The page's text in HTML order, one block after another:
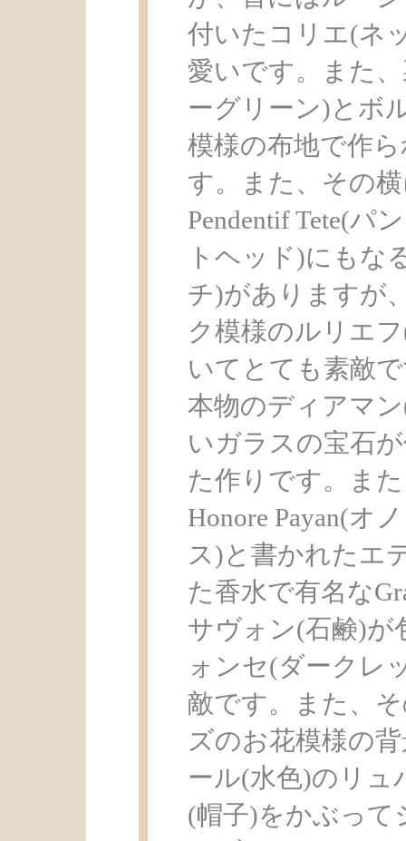
付いたコリエ(ネ
愛いです。また
ーグリーン)とボ
模様の布地で作
す。また、その
Pendentif Tete(パ
トヘッド)にもな
チ)がありますが
ク模様のルリエ
いてとても素敵
本物のディアマ
いガラスの宝石
た作りです。ま
Honore Payan(オ
ス)と書かれたエ
た香水で有名な
サヴォン(石鹸)が
ォンセ(ダークレ
敵です。また、
ズのお花模様の
ール(水色)のリュ
(帽子)をかぶって